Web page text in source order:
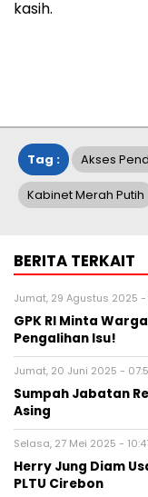
kasih.
Tag : Akses
Kabinet Merah Putih
BERITA TERKAIT
Jumat, 29 Agustus 2025 -
GPK RI Minta
Pengalihan Isu!
Jumat, 20 Juni 2025 -
Sumpah Jabatan
Asing
Selasa, 27 Mei 2025 -
Herry Jung Diam
PLTU Cirebon